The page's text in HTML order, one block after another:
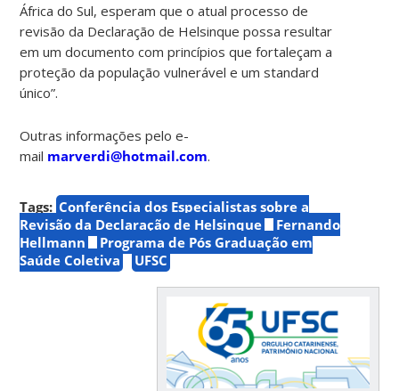
África do Sul, esperam que o atual processo de
revisão da Declaração de Helsinque possa resultar
em um documento com princípios que fortaleçam a
proteção da população vulnerável e um standard
único”.
Outras informações pelo e-
mail marverdi@hotmail.com.
Tags: Conferência dos Especialistas sobre a
Revisão da Declaração de Helsinque
Fernando
Hellmann
Programa de Pós Graduação em
Saúde Coletiva
UFSC